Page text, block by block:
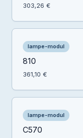
303,26 €
lampe-modul
810
361,10 €
lampe-modul
C570